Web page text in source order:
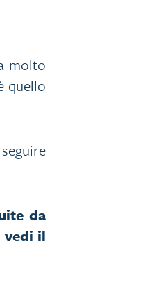
molto
quello
da
vedi il